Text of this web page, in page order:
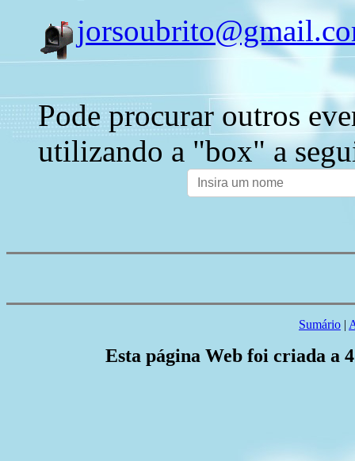
Pode procurar outros
utilizando a "box" a
Sumário |
Esta página Web foi criada a